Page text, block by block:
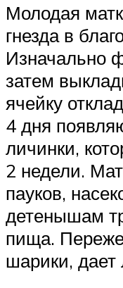
Молодая
гнезда в
Изначально
затем
ячейку
4 дня
личинки,
2 недели.
пауков,
детенышам
пища.
шарики, дает